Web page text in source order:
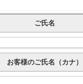
ご氏名
お客様のご氏名（カナ）